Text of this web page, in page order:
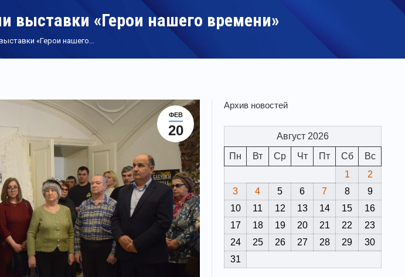
выставки «Герои нашего времени»
«Герои нашего…
ФЕВ
20
Архив новостей
Август 2026
Пн
Вт Ср Чт Пт Сб
Вс
1
2
3
4 5 6 7 8
9
10
11 12 13 14 15
16
17
18 19 20 21 22
23
24
25 26 27 28 29
30
31